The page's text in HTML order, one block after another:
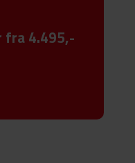
fra 4.495,-